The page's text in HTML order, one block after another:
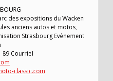
des expositions du Wacken
anciens autos et motos,
Strasbourg Evènement
89 Courriel
classic.com